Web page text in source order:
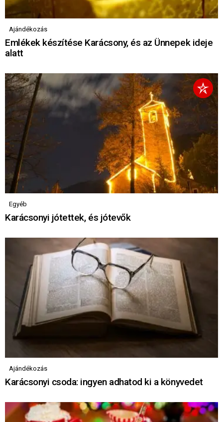
Ajándékozás
Emlékek készítése Karácsony, és az Ünnepek ideje
alatt
Egyéb
Karácsonyi jótettek, és jótevők
Ajándékozás
Karácsonyi csoda: ingyen adhatod ki a könyvedet